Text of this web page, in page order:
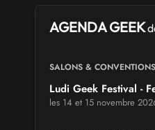
AGENDA GEEK
SALONS &
Ludi Geek Festival -
les 14 et 15 novembre